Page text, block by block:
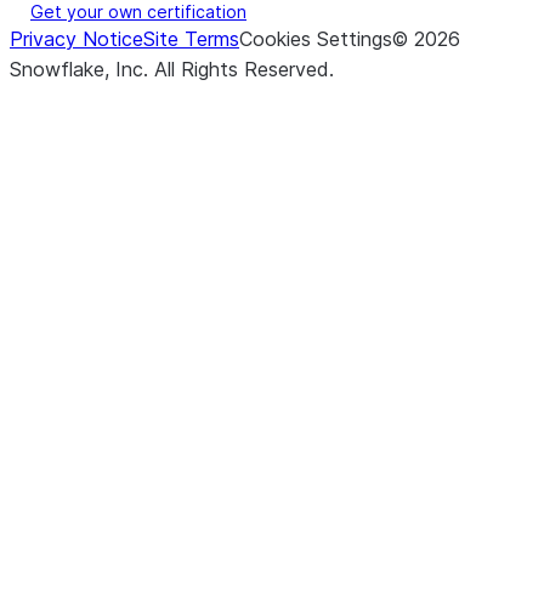
Get your own certification
Privacy NoticeSite TermsCookies Settings© 2026
Snowflake, Inc. All Rights Reserved.